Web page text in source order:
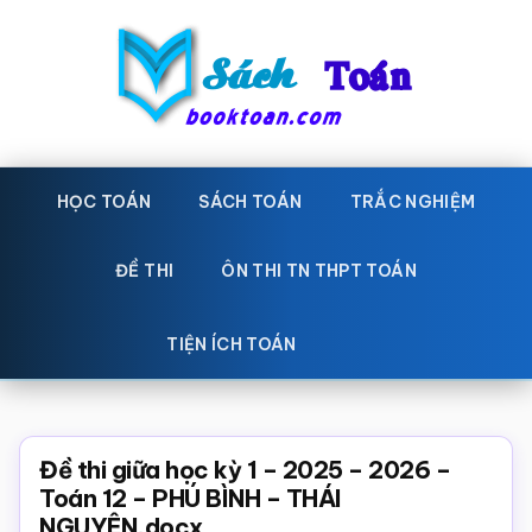
Sách
Toán
toán
Học
toán,
giáo
Toán,
trắc
HỌC TOÁN SÁCH TOÁN TRẮC NGHIỆM
ĐỀ THI ÔN THI TN THPT TOÁN
TIỆN ÍCH TOÁN
Đề thi giữa học kỳ 1 – 2025 – 2026 –
Toán 12 – PHÚ BÌNH – THÁI